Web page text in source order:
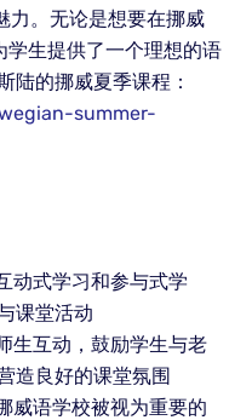
力。无论是想要在挪威
学生提供了一个理想的语
陆的挪威夏季课程：
summer-
动式学习和参与式学
课堂活动
生互动，鼓励学生与老
造良好的课堂氛围
威语学校被视为重要的